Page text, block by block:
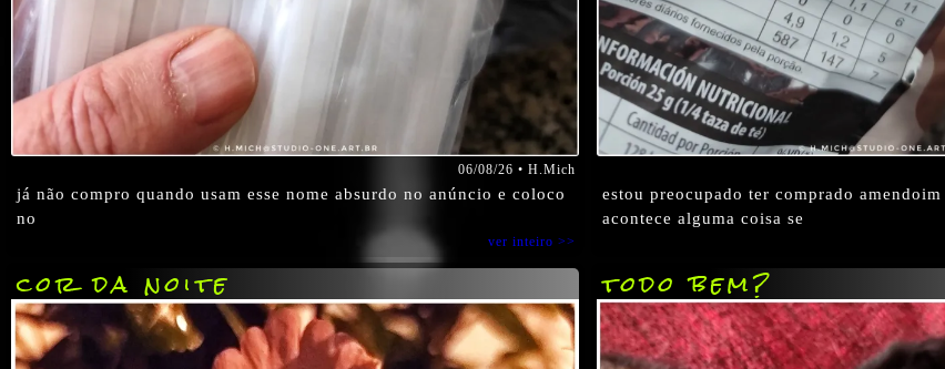
06/08/26 • H.Mich
já não compro quando usam esse nome absurdo no anúncio e coloco
no
ver inteiro >>
cor da noite
estou preocupado ter comprado
acontece alguma coisa se
todo bem?